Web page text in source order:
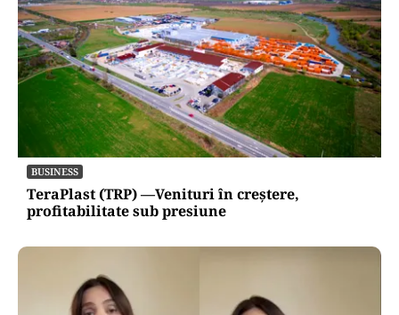
BUSINESS
TeraPlast (TRP) —Venituri în creștere,
profitabilitate sub presiune